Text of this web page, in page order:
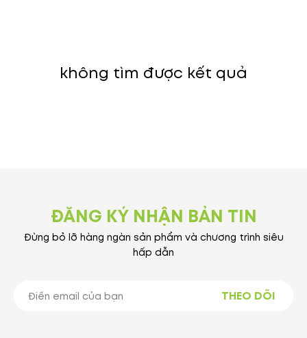
không tìm được kết quả
ĐĂNG KÝ NHẬN BẢN TIN
Đừng bỏ lỡ hàng ngàn sản phẩm và chương trình siêu
hấp dẫn
THEO DÕI